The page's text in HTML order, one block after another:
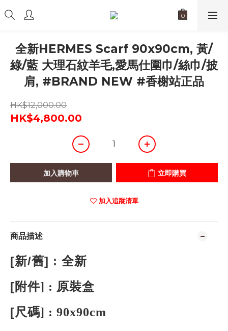
全新HERMES Scarf 90x90cm, 黃/
綠/藍 大理石紋羊毛,愛馬仕圍巾/絲巾/披
肩, #BRAND NEW #香榭站正品
HK$12,000.00
HK$4,800.00
加入購物車 立即購買
加入追蹤清單
商品描述
[新/舊] : 全新
[附件] : 原裝盒
[尺碼] : 90x90cm